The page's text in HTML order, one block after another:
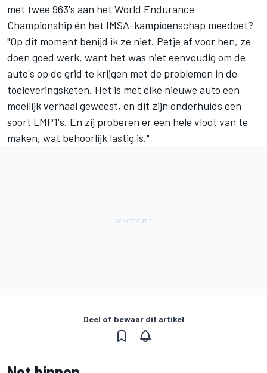
met twee 963's aan het World Endurance
Championship én het IMSA-kampioenschap meedoet?
"Op dit moment benijd ik ze niet. Petje af voor hen, ze
doen goed werk, want het was niet eenvoudig om de
auto's op de grid te krijgen met de problemen in de
toeleveringsketen. Het is met elke nieuwe auto een
moeilijk verhaal geweest, en dit zijn onderhuids een
soort LMP1's. En zij proberen er een hele vloot van te
maken, wat behoorlijk lastig is."
Deel of bewaar dit artikel